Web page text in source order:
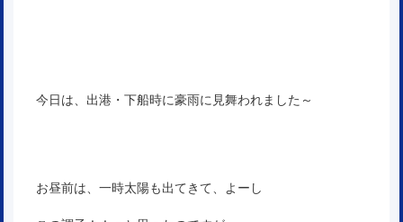
今日は、出港・下船時に豪雨に見舞われました～
お昼前は、一時太陽も出てきて、よーし